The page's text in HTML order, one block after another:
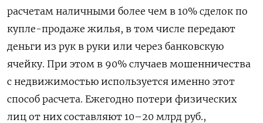
расчетам наличными более чем в 10% сделок по
купле-продаже жилья, в том числе передают
деньги из рук в руки или через банковскую
ячейку. При этом в 90% случаев мошенничества
с недвижимостью используется именно этот
способ расчета. Ежегодно потери физических
лиц от них составляют 10–20 млрд руб.,